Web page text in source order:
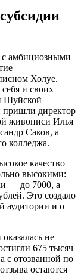
амбициозными
Холуе.
и своих
Шуйской
пришли директор
живописи Илья
Саков, а
колледжа.
качество
высокими:
— до 7000, а
Это создало
аудитории и о
не
675 тысяч
с отозванной по
остаются